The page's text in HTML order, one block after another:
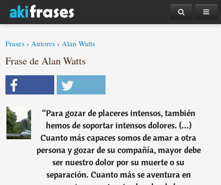
Frases ›Autores ›Alan Watts
Frase de Alan Watts
“Para gozar de placeres intensos, también
hemos de soportar intensos dolores. (...)
Cuanto más capaces somos de amar a otra
persona y gozar de su compañía, mayor debe
ser nuestro dolor por su muerte o su
separación. Cuanto más se aventura en